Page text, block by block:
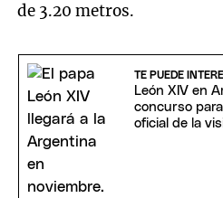
de 3.20 metros.
TE PUEDE
León XIV en
concurso
oficial de la